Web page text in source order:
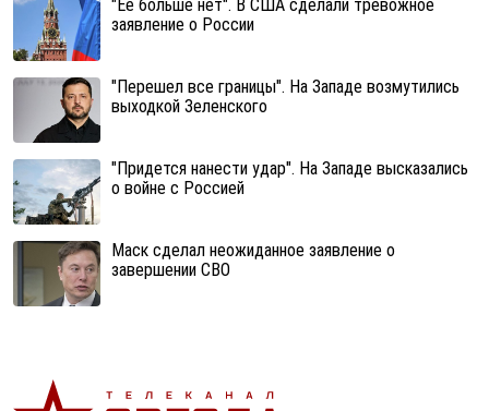
"Ее больше нет". В США сделали тревожное
заявление о России
"Перешел все границы". На Западе возмутились
выходкой Зеленского
"Придется нанести удар". На Западе высказались
о войне с Россией
Маск сделал неожиданное заявление о
завершении СВО